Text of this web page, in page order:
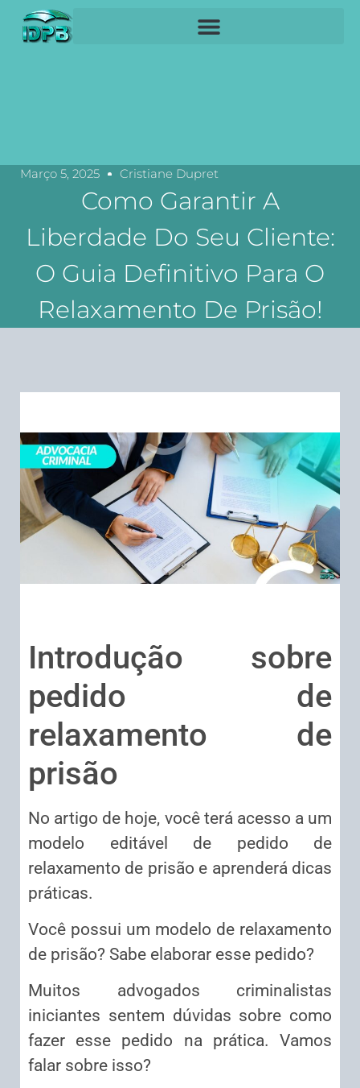
Março 5, 2025 Cristiane Dupret
Como Garantir A
Liberdade Do Seu Cliente:
O Guia Definitivo Para O
Relaxamento De Prisão!
Introdução sobre
pedido de
relaxamento de
prisão
No artigo de hoje, você terá acesso a um
modelo editável de pedido de
relaxamento de prisão e aprenderá dicas
práticas.
Você possui um modelo de relaxamento
de prisão? Sabe elaborar esse pedido?
Muitos advogados criminalistas
iniciantes sentem dúvidas sobre como
fazer esse pedido na prática. Vamos
falar sobre isso?